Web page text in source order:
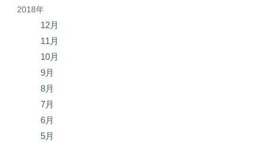
2018年
12月
11月
10月
9月
8月
7月
6月
5月